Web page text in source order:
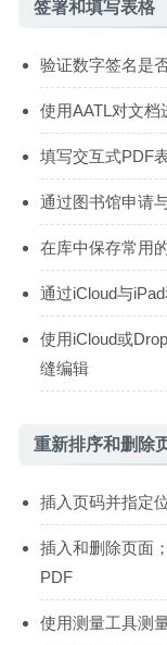
签署和填写表格
验证数字签名是
使用AATL对文档
填写交互式PDF
通过图书馆申请
在库中保存常用
通过iCloud与
使用iCloud或
缝编辑
重新排序和删除
插入页码并指定
插入和删除页面
PDF
使用测量工具测